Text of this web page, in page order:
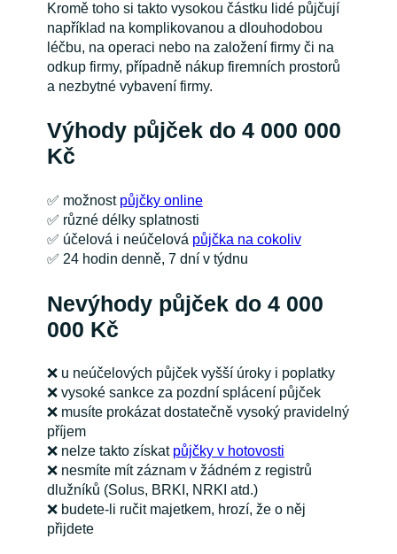
Kromě toho si takto vysokou částku lidé půjčují
například na komplikovanou a dlouhodobou
léčbu, na operaci nebo na založení firmy či na
odkup firmy, případně nákup firemních prostorů
a nezbytné vybavení firmy.
Výhody půjček do 4 000 000
Kč
✅ možnost půjčky online
✅ různé délky splatnosti
✅ účelová i neúčelová půjčka na cokoliv
✅ 24 hodin denně, 7 dní v týdnu
Nevýhody půjček do 4 000
000 Kč
❌ u neúčelových půjček vyšší úroky i poplatky
❌ vysoké sankce za pozdní splácení půjček
❌ musíte prokázat dostatečně vysoký pravidelný
příjem
❌ nelze takto získat půjčky v hotovosti
❌ nesmíte mít záznam v žádném z registrů
dlužníků (Solus, BRKI, NRKI atd.)
❌ budete-li ručit majetkem, hrozí, že o něj
přijdete